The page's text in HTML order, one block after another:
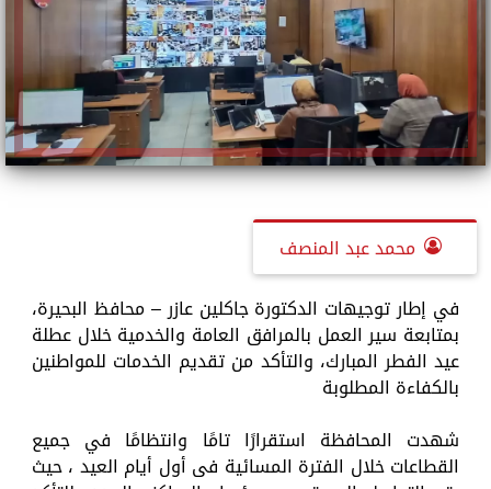
محمد عبد المنصف
في إطار توجيهات الدكتورة جاكلين عازر – محافظ البحيرة،
بمتابعة سير العمل بالمرافق العامة والخدمية خلال عطلة
عيد الفطر المبارك، والتأكد من تقديم الخدمات للمواطنين
بالكفاءة المطلوبة
شهدت المحافظة استقرارًا تامًا وانتظامًا في جميع
القطاعات خلال الفترة المسائية فى أول أيام العيد ، حيث